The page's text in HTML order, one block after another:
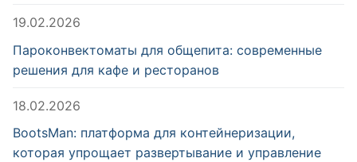
19.02.2026
Пароконвектоматы для общепита: современные
решения для кафе и ресторанов
18.02.2026
BootsMan: платформа для контейнеризации,
которая упрощает развертывание и управление